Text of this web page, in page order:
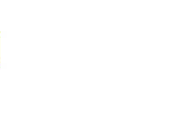
de crédit ouvert